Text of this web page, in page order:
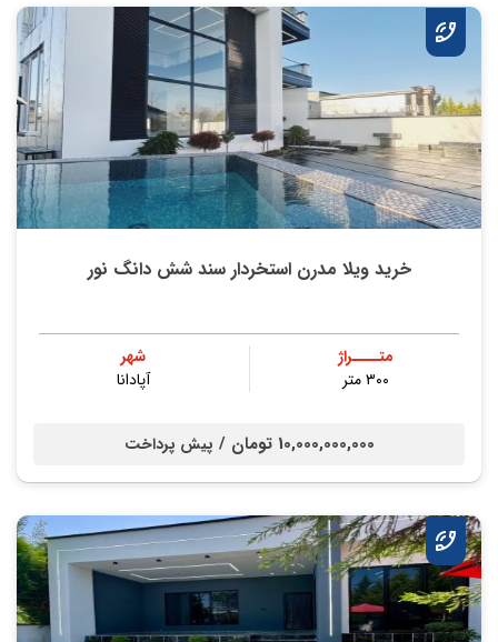
خرید ویلا مدرن استخردار سند شش دانگ نور
متــــراژ
۳۰۰ متر
شهر
آپادانا
10,000,000,000 تومان / پیش پرداخت